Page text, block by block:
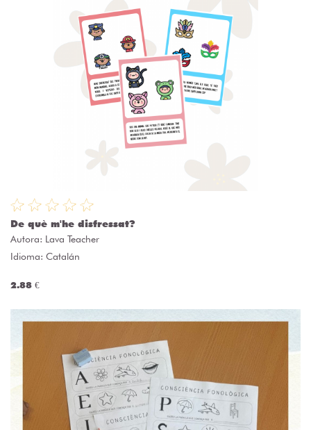
De què m'he disfressat?
Autora: Lava Teacher
Idioma: Catalán
2.88 €